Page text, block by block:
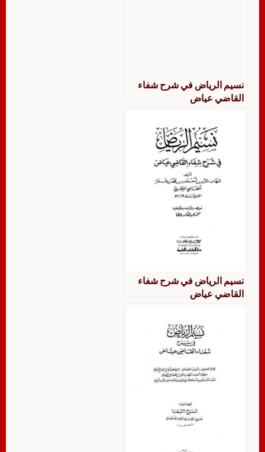
نسيم الرياض في شرح شفاء
القاضي عياض
نسيم الرياض في شرح شفاء
القاضي عياض